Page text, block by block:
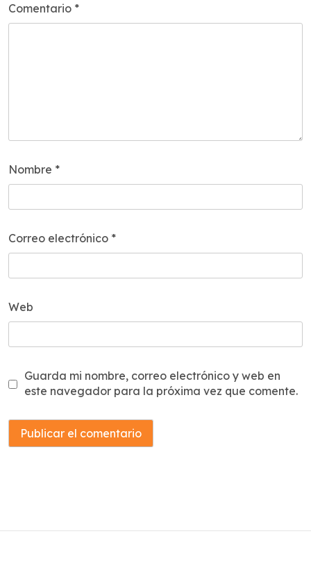
Comentario *
Nombre *
Correo electrónico *
Web
Guarda mi nombre, correo electrónico y web en
este navegador para la próxima vez que comente.